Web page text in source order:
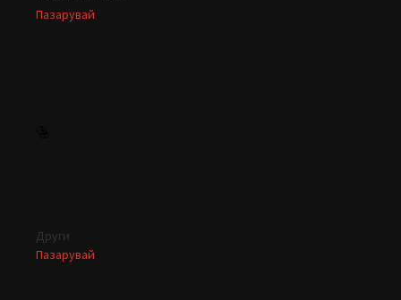
Пазарувай
Други
Пазарувай